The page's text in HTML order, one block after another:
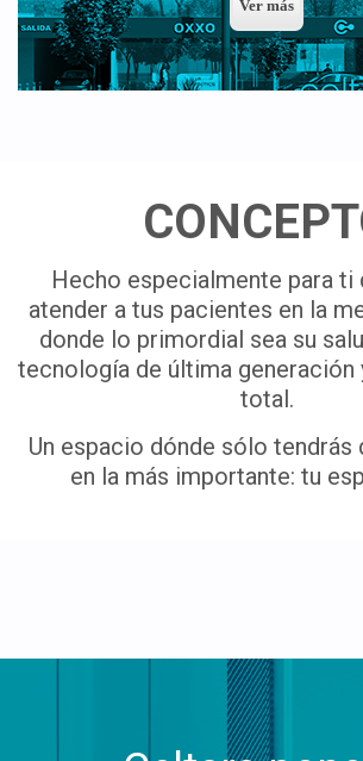
Hecho especialmente para ti
atender a tus pacientes en la
donde lo primordial sea su
tecnología de última generación
total.
Un espacio dónde sólo tendrás
en la más importante: tu